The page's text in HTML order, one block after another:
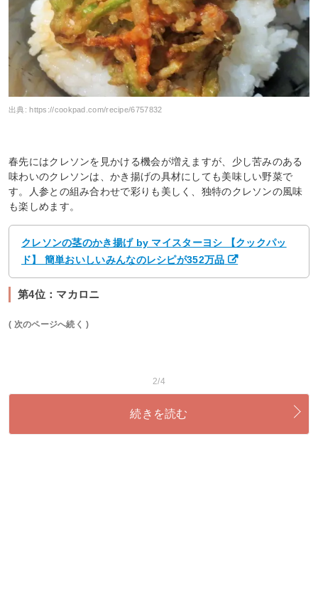
出典:https://cookpad.com/recipe/6757832
春先にはクレソンを見かける機会が増えますが、少し苦みのある
味わいのクレソンは、かき揚げの具材にしても美味しい野菜で
す。人参との組み合わせで彩りも美しく、独特のクレソンの風味
も楽しめます。
クレソンの茎のかき揚げ by マイスターヨシ 【クックパッ
ド】 簡単おいしいみんなのレシピが352万品
第4位：マカロニ
( 次のページへ続く )
2/4
続きを読む